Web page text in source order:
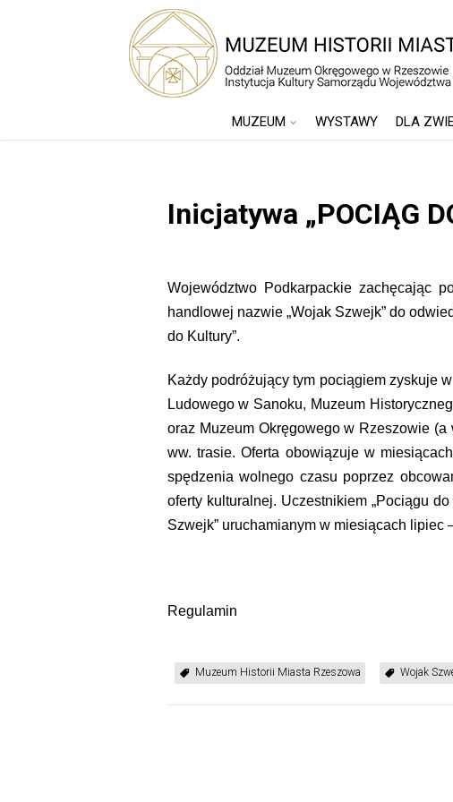
MUZEUM WYSTAWY DLA
Inicjatywa „POCIĄG
Województwo Podkarpackie zachęcając
handlowej nazwie „Wojak Szwejk” do
do Kultury”.
Każdy podróżujący tym pociągiem zyskuje
Ludowego w Sanoku, Muzeum
oraz Muzeum Okręgowego w Rzeszowie
ww. trasie. Oferta obowiązuje w
spędzenia wolnego czasu poprzez
oferty kulturalnej. Uczestnikiem „Pociągu
Szwejk” uruchamianym w miesiącach lipiec
Regulamin
Muzeum Historii Miasta Rzeszowa Wojak